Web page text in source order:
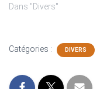
Dans "Divers"
Catégories : DIVERS